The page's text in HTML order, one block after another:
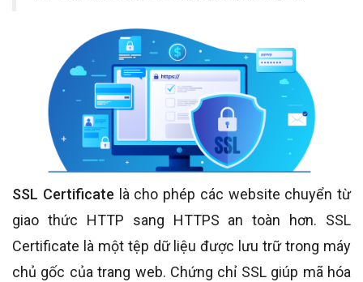
SSL Certificate là cho phép các website chuyển từ
giao thức HTTP sang HTTPS an toàn hơn. SSL
Certificate là một tệp dữ liệu được lưu trữ trong máy
chủ gốc của trang web. Chứng chỉ SSL giúp mã hóa